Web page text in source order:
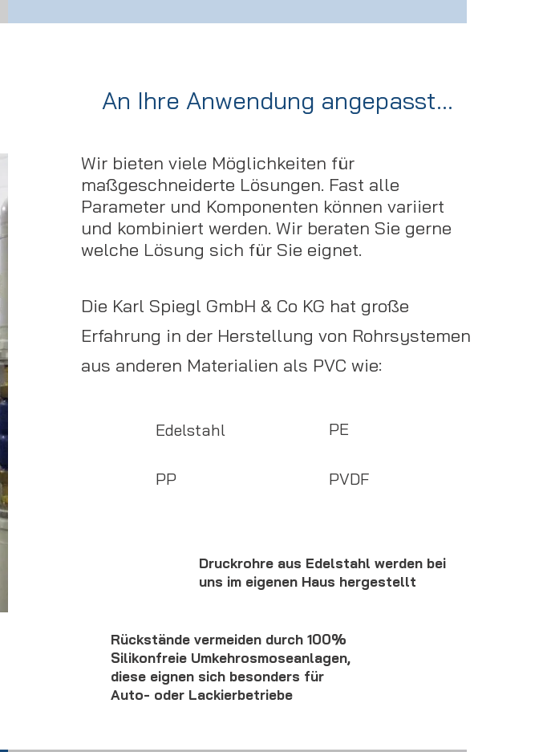
An Ihre Anwendung angepasst...
Wir bieten viele Möglichkeiten für
maßgeschneiderte Lösungen. Fast alle
Parameter und Komponenten können variiert
und kombiniert werden. Wir beraten Sie gerne
welche Lösung sich für Sie eignet.
Die Karl Spiegl GmbH & Co KG hat große
Erfahrung in der Herstellung von Rohrsystemen
aus anderen Materialien als PVC wie:
Edelstahl PE
PP PVDF
Druckrohre aus Edelstahl werden bei
uns im eigenen Haus hergestellt
Rückstände vermeiden durch 100%
Silikonfreie Umkehrosmoseanlagen,
diese eignen sich besonders für
Auto- oder Lackierbetriebe